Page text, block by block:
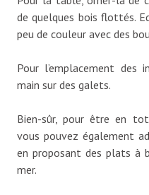
de quelques bois flottés.
peu de couleur avec des
Pour l’emplacement des
main sur des galets.
Bien-sûr, pour être en
vous pouvez également
en proposant des plats à
mer.